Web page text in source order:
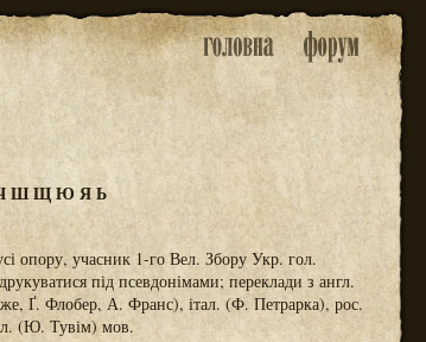
ШЩЮ ЯЬ
опору, учасник 1-го Вел. Збору Укр. гол.
під псевдонімами; переклади з англ.
Ґ. Флобер, А. Франс), італ. (Ф. Петрарка), рос.
(Ю. Тувім) мов.